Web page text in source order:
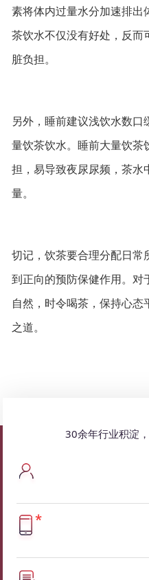
素将体内过量水分加速排出
茶饮水不仅没有好处，反而
脏负担。
另外，睡前建议浅饮水数
量饮茶饮水。睡前大量饮茶
担，易导致夜尿尿频，茶
量。
切记，饮茶要合理分配日常
到正向的预防保健作用。
自然，时令喝茶，保持心
之道。
30余年行业积淀